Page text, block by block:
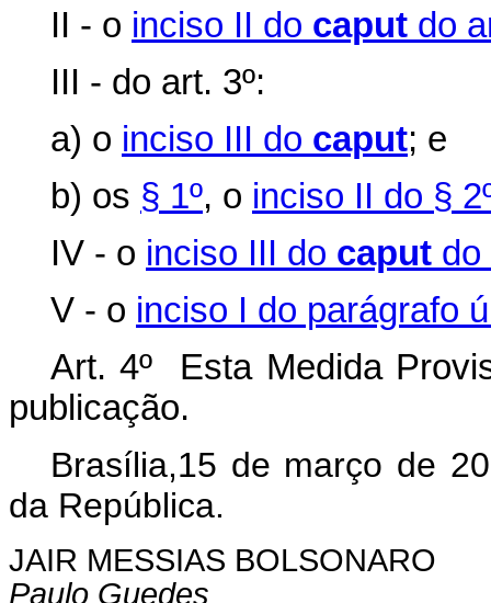
II - o inciso II do caput do
III - do art. 3º:
a) o inciso III do caput; e
b) os § 1º, o inciso II do §
IV - o inciso III do caput do
V - o inciso I do parágrafo
Art. 4º Esta Medida
publicação.
Brasília,15 de março de
da República.
JAIR MESSIAS BOLSONARO
Paulo Guedes